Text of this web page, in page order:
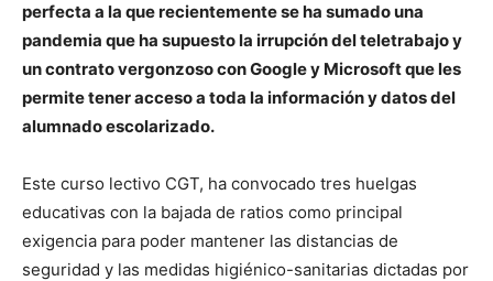
perfecta a la que recientemente se ha sumado una
pandemia que ha supuesto la irrupción del teletrabajo y
un contrato vergonzoso con Google y Microsoft que les
permite tener acceso a toda la información y datos del
alumnado escolarizado.
Este curso lectivo CGT, ha convocado tres huelgas
educativas con la bajada de ratios como principal
exigencia para poder mantener las distancias de
seguridad y las medidas higiénico-sanitarias dictadas por